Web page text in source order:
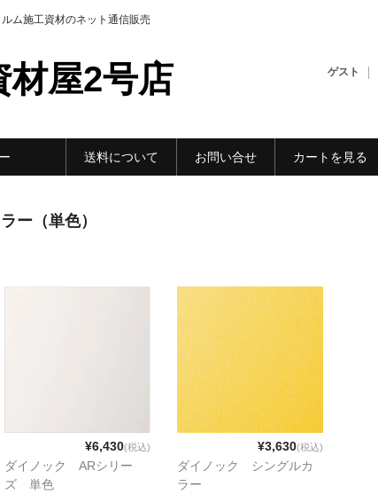
ム施工資材のネット通信販売
材屋2号店 ゲスト
リー 送料について お問い合せ カートを見る
ー（単色）
¥6,430(税込)
ダイノック ARシリー
ズ 単色
¥3,630(税込)
ダイノック シングルカ
ラー